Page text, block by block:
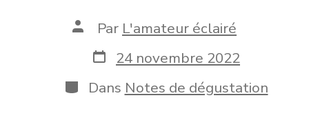
Auteur
publication
Par L'amateur éclairé
Date
de
publication
24 novembre 2022
Catégories
Dans Notes de dégustation